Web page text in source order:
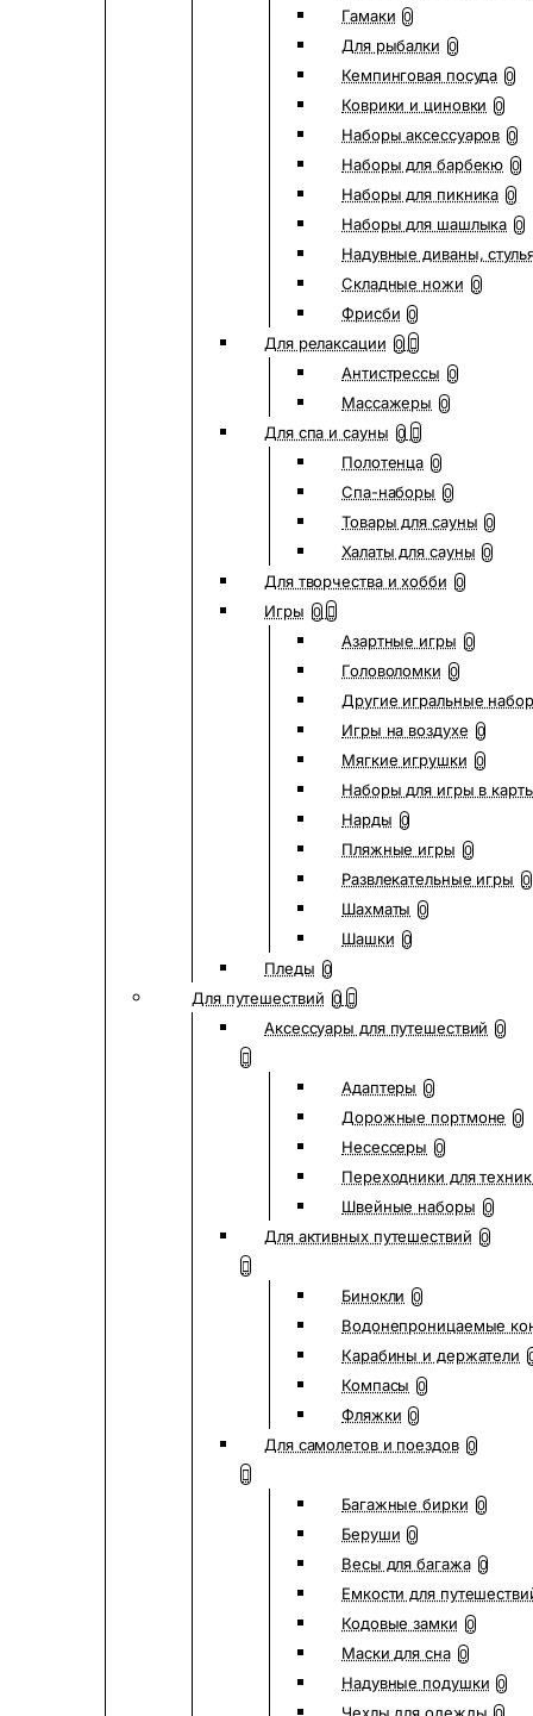
Гамаки 0
Для рыбалки 0
Кемпинговая посуда 0
Коврики и циновки 0
Наборы аксессуаров 0
Наборы для барбекю 0
Наборы для пикника 0
Наборы для шашлыка 0
Надувные диваны,
Складные ножи 0
Фрисби 0
Для релаксации 0
Антистрессы 0
Массажеры 0
Для спа и сауны 0
Полотенца 0
Спа-наборы 0
Товары для сауны 0
Халаты для сауны 0
Для творчества и хобби 0
Игры 0
Азартные игры 0
Головоломки 0
Другие игральные
Игры на воздухе 0
Мягкие игрушки 0
Наборы для игры в
Нарды 0
Пляжные игры 0
Развлекательные игры 0
Шахматы 0
Шашки 0
Пледы 0
Для путешествий 0
Аксессуары для путешествий 0
Адаптеры 0
Дорожные портмоне 0
Несессеры 0
Переходники для
Швейные наборы 0
Для активных путешествий 0
Бинокли 0
Водонепроницаемые
Карабины и держатели
Компасы 0
Фляжки 0
Для самолетов и поездов 0
Багажные бирки 0
Беруши 0
Весы для багажа 0
Емкости для
Кодовые замки 0
Маски для сна 0
Надувные подушки 0